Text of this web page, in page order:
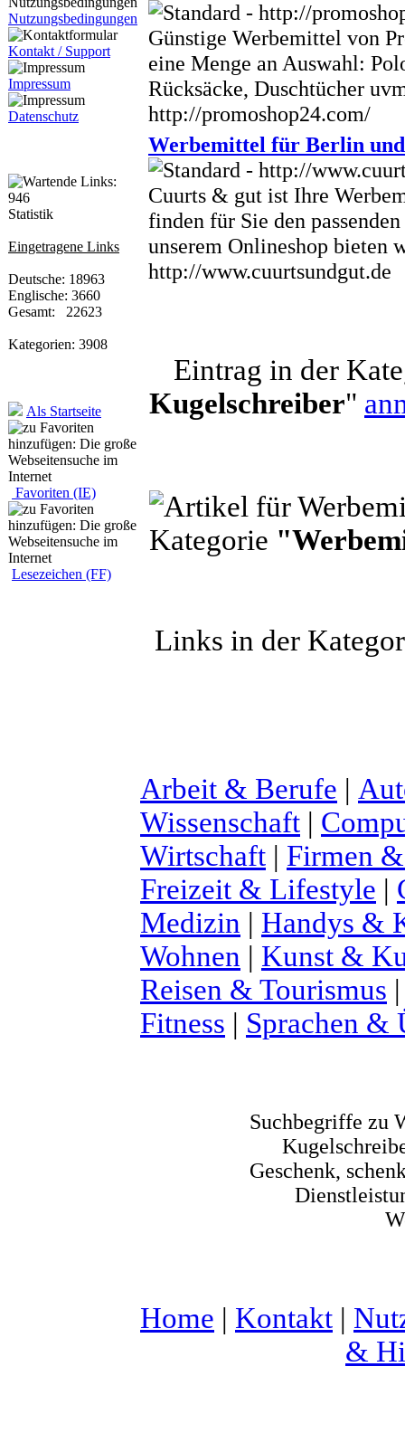
Nutzungsbedingungen
Kontakt / Support
Impressum
Datenschutz
Statistik
Eingetragene Links
Deutsche: 18963
Englische: 3660
Gesamt: 22623
Kategorien: 3908
Als Startseite
Favoriten (IE)
Lesezeichen (FF)
Günstige Werbemittel von
eine Menge an Auswahl:
Rücksäcke, Duschtücher
http://promoshop24.com/
Werbemittel für Berlin
Cuurts & gut ist Ihre
finden für Sie den
unserem Onlineshop bieten
http://www.cuurtsundgut.de
Eintrag in der
Kugelschreiber"
Kategorie
Links in der
Arbeit & Berufe |
Wissenschaft |
Wirtschaft | Firmen
Freizeit & Lifestyle |
Medizin | Handys &
Wohnen | Kunst &
Reisen & Tourismus
Fitness | Sprachen &
Suchbegriffe zu
Geschenk,
Home | Kontakt |
&